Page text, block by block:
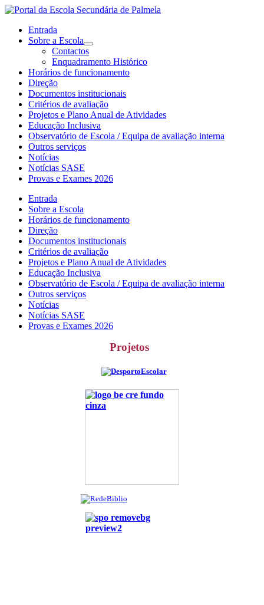
Entrada
Sobre a Escola
Contactos
Enquadramento Histórico
Horários de funcionamento
Direção
Documentos institucionais
Critérios de avaliação
Projetos e Plano Anual de Atividades
Educação Inclusiva
Observatório de Escola / Equipa de avaliação interna
Outros serviços
Notícias
Notícias SASE
Provas e Exames 2026
Entrada
Sobre a Escola
Horários de funcionamento
Direção
Documentos institucionais
Critérios de avaliação
Projetos e Plano Anual de Atividades
Educação Inclusiva
Observatório de Escola / Equipa de avaliação interna
Outros serviços
Notícias
Notícias SASE
Provas e Exames 2026
Projetos